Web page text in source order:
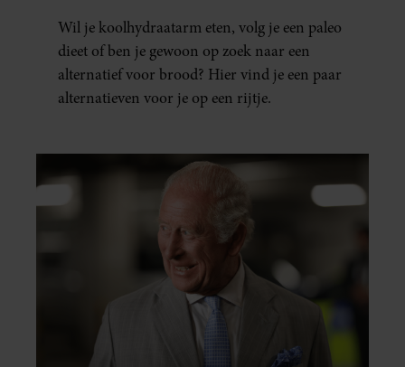
Wil je koolhydraatarm eten, volg je een paleo
dieet of ben je gewoon op zoek naar een
alternatief voor brood? Hier vind je een paar
alternatieven voor je op een rijtje.